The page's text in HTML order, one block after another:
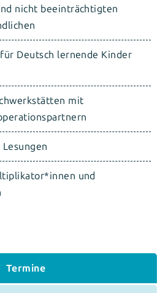
nicht beeinträchtigten
Deutsch lernende Kinder
mit
und
Termine